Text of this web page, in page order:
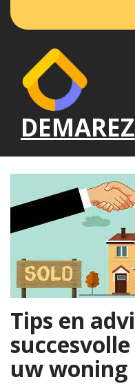
de
Tips en
uw woning